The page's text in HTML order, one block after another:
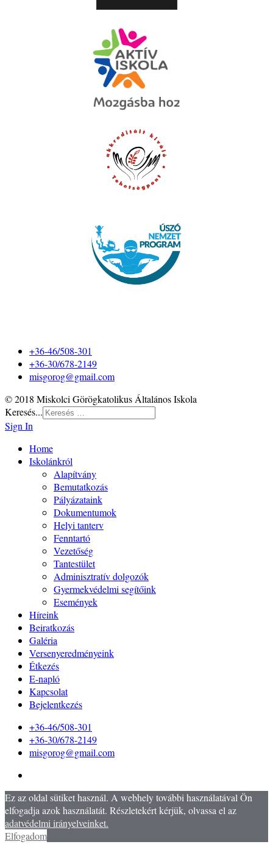
+36-46/508-301
+36-30/678-2149
misgorog@gmail.com
© 2018 Miskolci Görögkatolikus Általános Iskola
Keresés...
Sign In
Home
Iskolánkról
Alapítvány
Bemutatkozás
Pályázataink
Dokumentumok
Helyi tanterv
Fenntartó
Vezetőség
Tantestület
Adminisztratív dolgozók
Gyermekvédelmi segítőink
Események
Híreink
Beiratkozás
Galéria
Versenyeredményeink
Étkezés
E-napló
Kapcsolat
Bejelentkezés
+36-46/508-301
+36-30/678-2149
misgorog@gmail.com
Ez az oldal sütiket használ. A webhely további használatával Ön
elfogadja azok használatát. Részletekért kérjük, olvassa el az
adatvédelmi irányelveinket.
Elfogadom